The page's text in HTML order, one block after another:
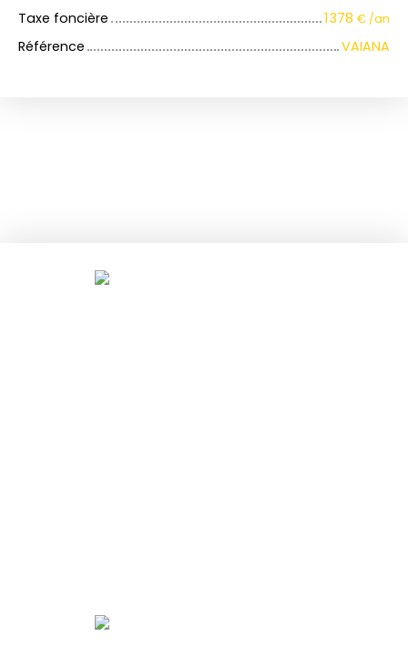
Taxe foncière 1 378 € /an
Référence VAIANA